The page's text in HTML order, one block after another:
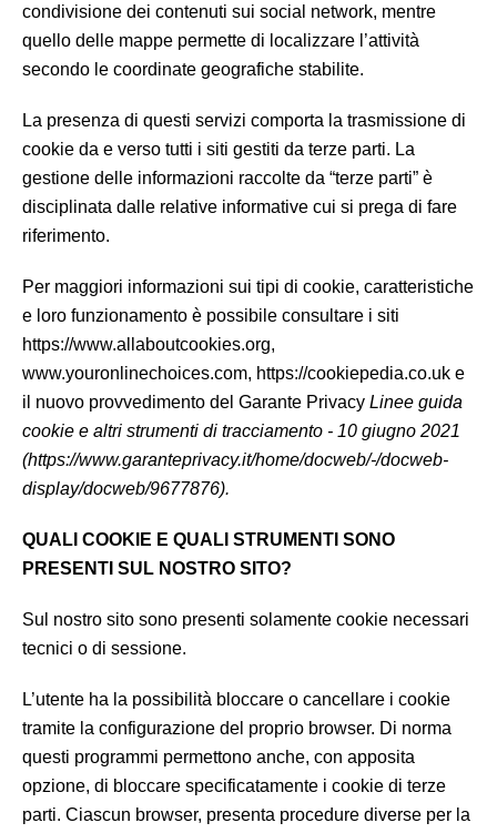
condivisione dei contenuti sui social network, mentre
quello delle mappe permette di localizzare l’attività
secondo le coordinate geografiche stabilite.
La presenza di questi servizi comporta la trasmissione di
cookie da e verso tutti i siti gestiti da terze parti. La
gestione delle informazioni raccolte da “terze parti” è
disciplinata dalle relative informative cui si prega di fare
riferimento.
Per maggiori informazioni sui tipi di cookie, caratteristiche
e loro funzionamento è possibile consultare i siti
https://www.allaboutcookies.org,
www.youronlinechoices.com, https://cookiepedia.co.uk e
il nuovo provvedimento del Garante Privacy Linee guida
cookie e altri strumenti di tracciamento - 10 giugno 2021
(https://www.garanteprivacy.it/home/docweb/-/docweb-
display/docweb/9677876).
QUALI COOKIE E QUALI STRUMENTI SONO
PRESENTI SUL NOSTRO SITO?
Sul nostro sito sono presenti solamente cookie necessari
tecnici o di sessione.
L’utente ha la possibilità bloccare o cancellare i cookie
tramite la configurazione del proprio browser. Di norma
questi programmi permettono anche, con apposita
opzione, di bloccare specificatamente i cookie di terze
parti. Ciascun browser, presenta procedure diverse per la